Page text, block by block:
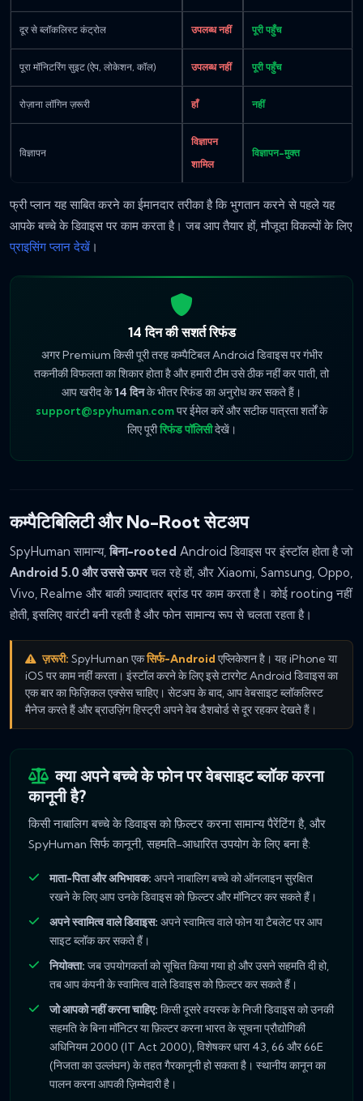
दूर से ब्लॉकलिस्ट कंट्रोल उपलब्ध नहीं पूरी पहुँच
पूरा मॉनिटरिंग सुइट (ऐप, लोकेशन, कॉल) उपलब्ध नहीं पूरी पहुँच
रोज़ाना लॉगिन ज़रूरी हाँ नहीं
विज्ञापन
विज्ञापन
शामिल
विज्ञापन-मुक्त
फ्री प्लान यह साबित करने का ईमानदार तरीका है कि भुगतान करने से पहले यह
आपके बच्चे के डिवाइस पर काम करता है। जब आप तैयार हों, मौजूदा विकल्पों के लिए
प्राइसिंग प्लान देखें ।
14 दिन की सशर्त रिफंड
अगर Premium किसी पूरी तरह कम्पैटिबल Android डिवाइस पर गंभीर
तकनीकी विफलता का शिकार होता है और हमारी टीम उसे ठीक नहीं कर पाती, तो
आप खरीद के14 दिनके भीतर रिफंड का अनुरोध कर सकते हैं।
support@spyhuman.comपर ईमेल करें और सटीक पात्रता शर्तों के
लिए पूरीरिफंड पॉलिसीदेखें।
कम्पैटिबिलिटी और No-Root सेटअप
SpyHuman सामान्य,बिना-rooted Android डिवाइस पर इंस्टॉल होता है जो
Android 5.0 और उससे ऊपरचल रहे हों, और Xiaomi, Samsung, Oppo,
Vivo, Realme और बाकी ज़्यादातर ब्रांड पर काम करता है। कोई rooting नहीं
होती, इसलिए वारंटी बनी रहती है और फोन सामान्य रूप से चलता रहता है।
ज़रूरी: SpyHuman एकसिर्फ-Android एप्लिकेशन है। यह iPhone या
iOS पर काम नहीं करता। इंस्टॉल करने के लिए इसे टारगेट Android डिवाइस का
एक बार का फिज़िकल एक्सेस चाहिए। सेटअप के बाद, आप वेबसाइट ब्लॉकलिस्ट
मैनेज करते हैं और ब्राउज़िंग हिस्ट्री अपने वेब डैशबोर्ड से दूर रहकर देखते हैं।
क्या अपने बच्चे के फोन पर वेबसाइट ब्लॉक करना
कानूनी है?
किसी नाबालिग बच्चे के डिवाइस को फ़िल्टर करना सामान्य पैरेंटिंग है, और
SpyHuman सिर्फ कानूनी, सहमति-आधारित उपयोग के लिए बना है:
माता-पिता और अभिभावक: अपने नाबालिग बच्चे को ऑनलाइन सुरक्षित
रखने के लिए आप उनके डिवाइस को फ़िल्टर और मॉनिटर कर सकते हैं।
अपने स्वामित्व वाले डिवाइस: अपने स्वामित्व वाले फोन या टैबलेट पर आप
साइट ब्लॉक कर सकते हैं।
नियोक्ता: जब उपयोगकर्ता को सूचित किया गया हो और उसने सहमति दी हो,
तब आप कंपनी के स्वामित्व वाले डिवाइस को फ़िल्टर कर सकते हैं।
जो आपको नहीं करना चाहिए: किसी दूसरे वयस्क के निजी डिवाइस को उनकी
सहमति के बिना मॉनिटर या फ़िल्टर करना भारत के सूचना प्रौद्योगिकी
अधिनियम 2000 (IT Act 2000), विशेषकर धारा 43, 66 और 66E
(निजता का उल्लंघन) के तहत गैरकानूनी हो सकता है। स्थानीय कानून का
पालन करना आपकी ज़िम्मेदारी है।